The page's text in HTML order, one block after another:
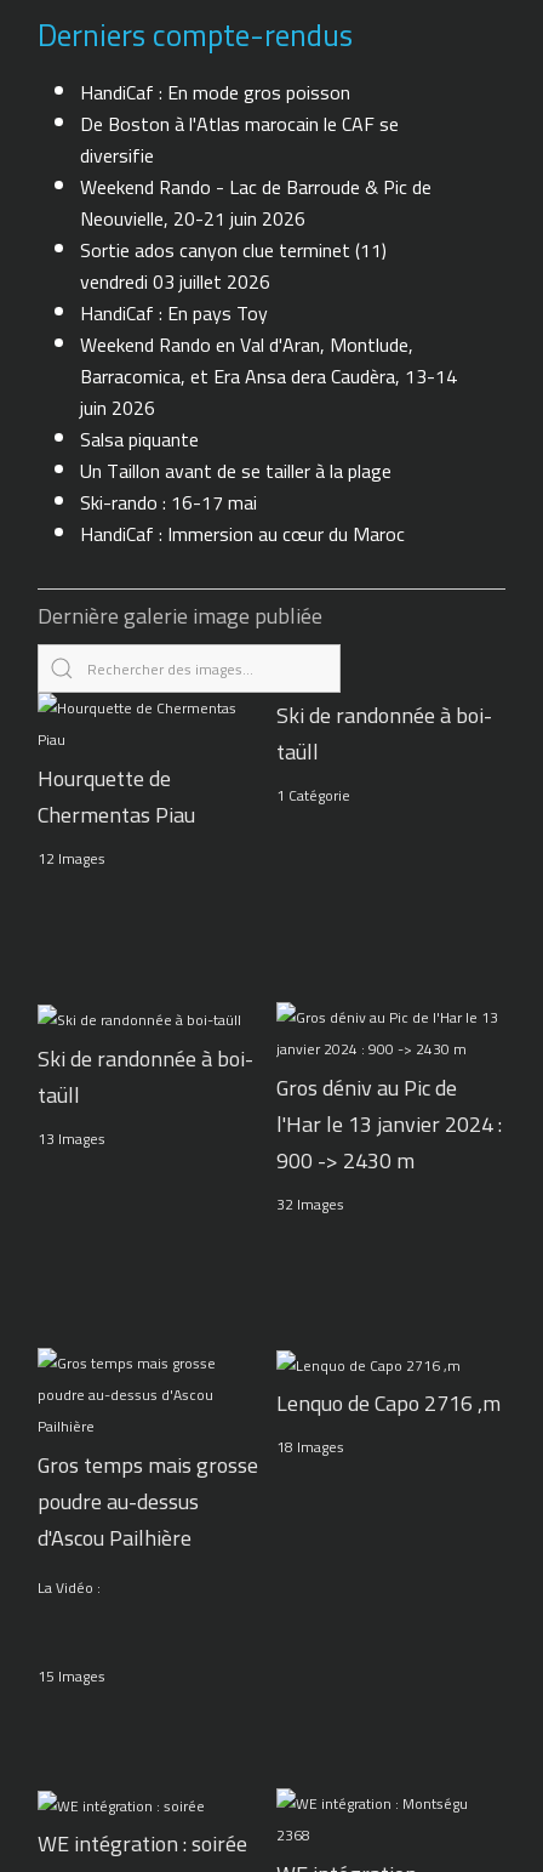
Derniers compte-rendus
HandiCaf : En mode gros poisson
De Boston à l'Atlas marocain le CAF se
diversifie
Weekend Rando - Lac de Barroude & Pic de
Neouvielle, 20-21 juin 2026
Sortie ados canyon clue terminet (11)
vendredi 03 juillet 2026
HandiCaf : En pays Toy
Weekend Rando en Val d'Aran, Montlude,
Barracomica, et Era Ansa dera Caudèra, 13-14
juin 2026
Salsa piquante
Un Taillon avant de se tailler à la plage
Ski-rando : 16-17 mai
HandiCaf : Immersion au cœur du Maroc
Dernière galerie image publiée
Hourquette de
Chermentas Piau
12 Images
Ski de randonnée à boi-
taüll
1 Catégorie
Ski de randonnée à boi-
taüll
13 Images
Gros déniv au Pic de
l'Har le 13 janvier 2024 :
900 -> 2430 m
32 Images
Gros temps mais grosse
poudre au-dessus
d'Ascou Pailhière
La Vidéo :
15 Images
Lenquo de Capo 2716 ,m
18 Images
WE intégration : soirée